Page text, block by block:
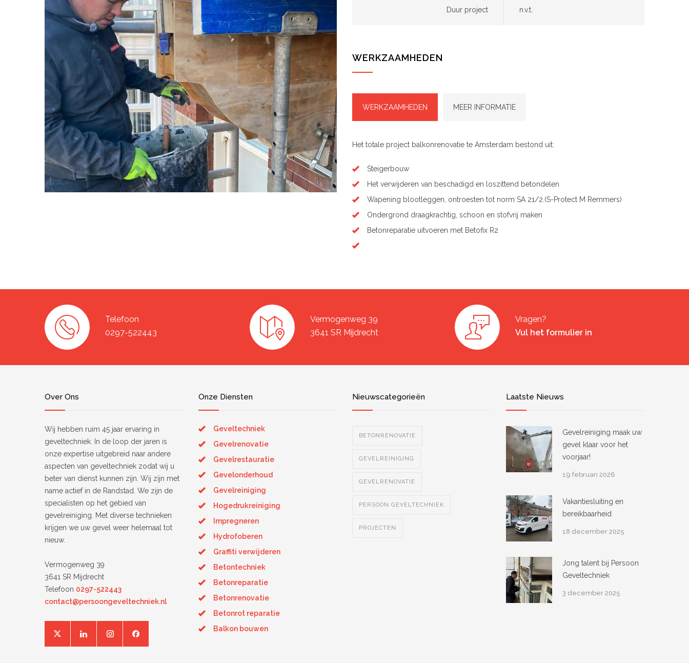
Duur project n.v.t.
WERKZAAMHEDEN
WERKZAAMHEDEN MEER INFORMATIE
Het totale project balkonrenovatie te Amsterdam bestond uit:
Steigerbouw
Het verwijderen van beschadigd en loszittend betondelen
Wapening blootleggen, ontroesten tot norm SA 21/2.(S-Protect M Remmers)
Ondergrond draagkrachtig, schoon en stofvrij maken
Betonreparatie uitvoeren met Betofix R2
Telefoon
0297-522443
Vermogenweg 39
3641 SR Mijdrecht
Vragen?
Vul het formulier in
Over Ons
Wij hebben ruim 45 jaar ervaring in
geveltechniek. In de loop der jaren is
onze expertise uitgebreid naar andere
aspecten van geveltechniek zodat wij u
beter van dienst kunnen zijn. Wij zijn met
name actief in de Randstad. We zijn de
specialisten op het gebied van
gevelreiniging. Met diverse technieken
krijgen we uw gevel weer helemaal tot
nieuw.
Vermogenweg 39
3641 SR Mijdrecht
Telefoon 0297-522443
contact@persoongeveltechniek.nl
Onze Diensten
Geveltechniek
Gevelrenovatie
Gevelrestauratie
Gevelonderhoud
Gevelreiniging
Hogedrukreiniging
Impregneren
Hydrofoberen
Graffiti verwijderen
Betontechniek
Betonreparatie
Betonrenovatie
Betonrot reparatie
Balkon bouwen
Nieuwscategorieën
BETONRENOVATIE
GEVELREINIGING
GEVELRENOVATIE
PERSOON GEVELTECHNIEK
PROJECTEN
Laatste Nieuws
Gevelreiniging maak uw
gevel klaar voor het
voorjaar!
19 februari 2026
Vakantiesluiting en
bereikbaarheid
18 december 2025
Jong talent bij Persoon
Geveltechniek
3 december 2025